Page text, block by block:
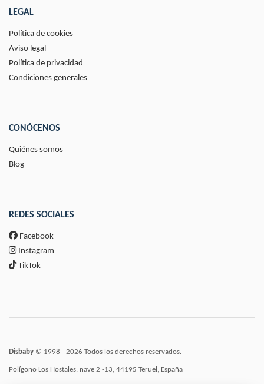
LEGAL
Política de cookies
Aviso legal
Política de privacidad
Condiciones generales
CONÓCENOS
Quiénes somos
Blog
REDES SOCIALES
Facebook
Instagram
TikTok
Disbaby © 1998 - 2026 Todos los derechos reservados.
Polígono Los Hostales, nave 2 -13, 44195 Teruel, España